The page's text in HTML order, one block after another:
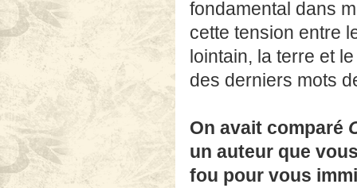
fondamental dans
cette tension entre
lointain, la terre et
des derniers mots
On avait comparé
un auteur que
fou pour vous